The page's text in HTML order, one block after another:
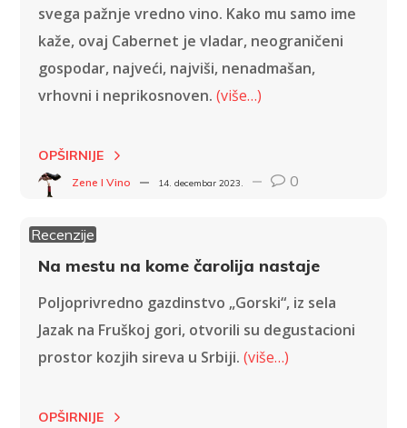
svega pažnje vredno vino. Kako mu samo ime
kaže, ovaj Cabernet je vladar, neograničeni
gospodar, najveći, najviši, nenadmašan,
vrhovni i neprikosnoven. (više…)
OPŠIRNIJE
Zene I Vino 14. decembar 2023. 0
Recenzije
Na mestu na kome čarolija nastaje
Poljoprivredno gazdinstvo „Gorski“, iz sela
Jazak na Fruškoj gori, otvorili su degustacioni
prostor kozjih sireva u Srbiji. (više…)
OPŠIRNIJE